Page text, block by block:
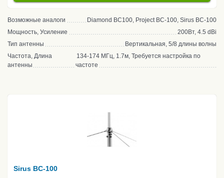
Возможные аналоги
Diamond BC100, Project BC-100, Sirus BC-100
Мощность, Усиление
200Вт, 4.5 dBi
Тип антенны
Вертикальная, 5/8 длины волны
Частота, Длина
антенны
134-174 МГц, 1.7м, Требуется настройка по
частоте
Sirus BC-100